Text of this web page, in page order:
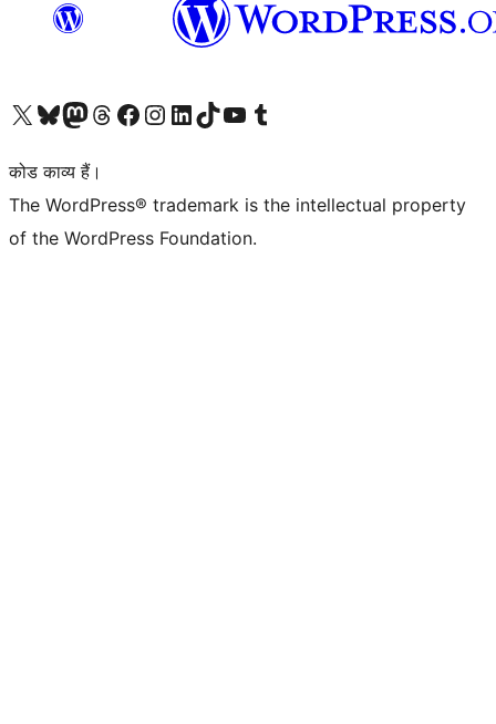
Visit our X (formerly Twitter) account
हमारे बलुस्की खाते पर जाएँVisit our Mastodon account
हमारे थ्रेड्स अकाउंट पर जाएंहमारे फेसबुक पेज पर जाएँहमारे इंस्टाग्राम अकाउंट पर जाएंहमारे लिंक्डइन खाते पर जाएँहमारे टिकटॉक खाते पर जाएँहमारे यूट्यूब चैनल पर जाएंहमारे Tumblr खाते पर जाएँ
कोड काव्य हैं।
The WordPress® trademark is the intellectual property
of the WordPress Foundation.